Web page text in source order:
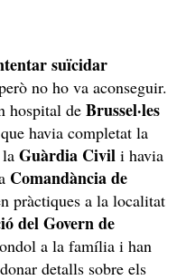
suïcidar
no ho va aconseguir.
hospital de Brussel·les
havia completat la
Guàrdia Civil i havia
Comandància de
pràctiques a la localitat
del Govern de
a la família i han
detalls sobre els